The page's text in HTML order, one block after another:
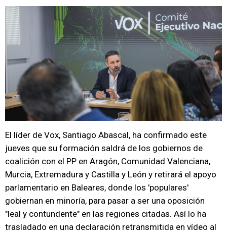
El líder de Vox, Santiago Abascal, ha confirmado este
jueves que su formación saldrá de los gobiernos de
coalición con el PP en Aragón, Comunidad Valenciana,
Murcia, Extremadura y Castilla y León y retirará el apoyo
parlamentario en Baleares, donde los 'populares'
gobiernan en minoría, para pasar a ser una oposición
"leal y contundente" en las regiones citadas. Así lo ha
trasladado en una declaración retransmitida en vídeo al